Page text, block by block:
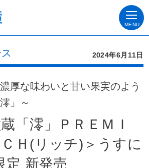
MENU
2024年6月11日
厚な味わいと甘い果実のよう
」～
「澪」ＰＲＥＭＩ
Ｈ(リッチ)＞うすに
定 新発売